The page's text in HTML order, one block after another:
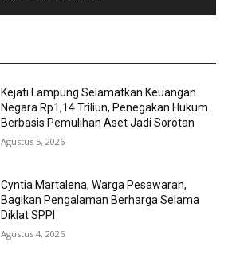
Kejati Lampung Selamatkan Keuangan
Negara Rp1,14 Triliun, Penegakan Hukum
Berbasis Pemulihan Aset Jadi Sorotan
Agustus 5, 2026
Cyntia Martalena, Warga Pesawaran,
Bagikan Pengalaman Berharga Selama
Diklat SPPI
Agustus 4, 2026